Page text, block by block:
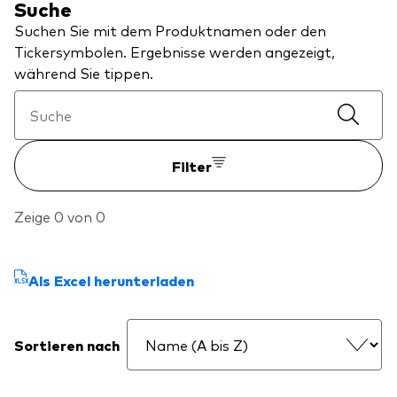
Fonds nach Typ
Erfahren Sie mehr über unsere
Marktausblick 2026
Die Vanguard Beratungsstudie 2026
Über Vanguard
Suche
Suchen Sie mit dem Produktnamen oder den
Tickersymbolen. Ergebnisse werden angezeigt,
während Sie tippen.
Filter
Zeige 0 von 0
Als Excel herunterladen
Sortieren nach